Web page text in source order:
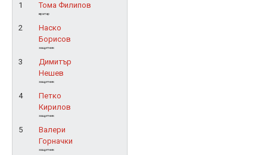
1 Тома Филипов
вратар
2
Наско
Борисов
защитник
3
Димитър
Нешев
защитник
4
Петко
Кирилов
защитник
5
Валери
Горначки
защитник